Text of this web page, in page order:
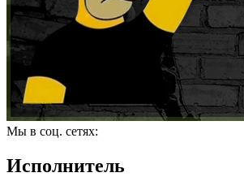
Мы в соц. сетях:
Исполнитель